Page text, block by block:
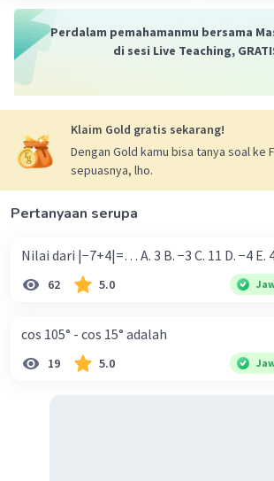
Perdalam pemahamanmu bersama
di sesi Live Teaching,
Klaim Gold gratis sekarang!
Dengan Gold kamu bisa tanya soal ke
sepuasnya, lho.
Pertanyaan serupa
Nilai dari |−7+4|=… A. 3 B. −3 C. 11 D. −4 E.
62 5.0
cos 105° - cos 15° adalah
19 5.0